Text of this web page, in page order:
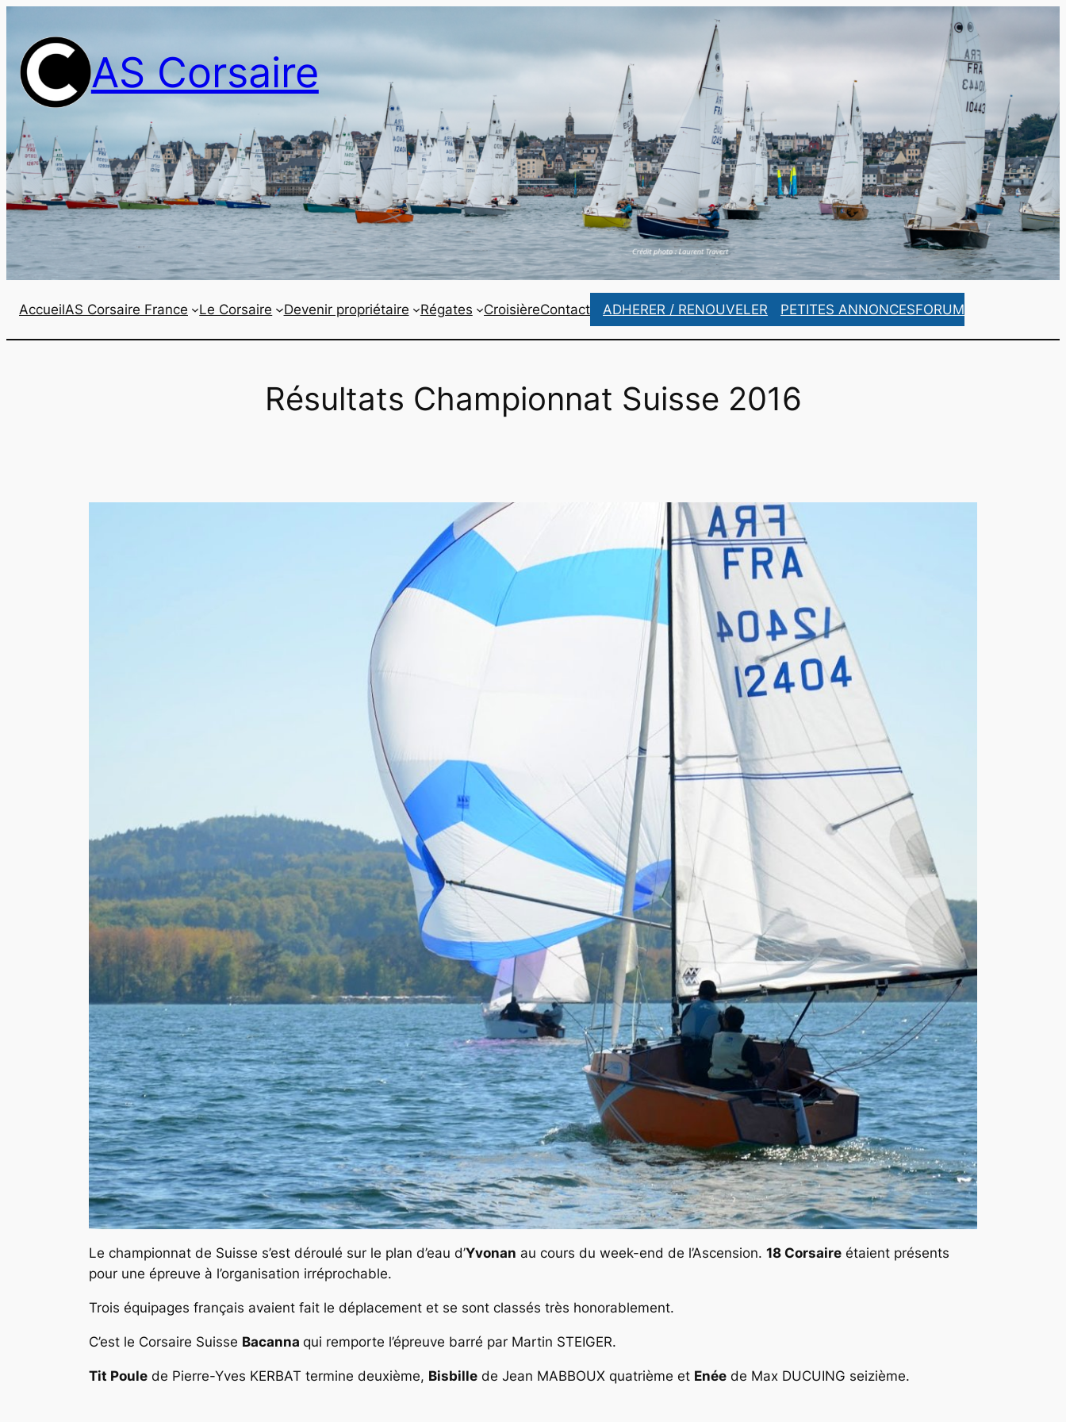
contenu
AS Corsaire
AccueilAS Corsaire France Le Corsaire Devenir propriétaire Régates CroisièreContact ADHERER / RENOUVELER PETITES ANNONCESFORUM
Résultats Championnat Suisse 2016
Le championnat de Suisse s’est déroulé sur le plan d’eau d’Yvonan au cours du week-end de l’Ascension. 18 Corsaire étaient présents
pour une épreuve à l’organisation irréprochable.
Trois équipages français avaient fait le déplacement et se sont classés très honorablement.
C’est le Corsaire Suisse Bacanna qui remporte l’épreuve barré par Martin STEIGER.
Tit Poule de Pierre-Yves KERBAT termine deuxième, Bisbille de Jean MABBOUX quatrième et Enée de Max DUCUING seizième.